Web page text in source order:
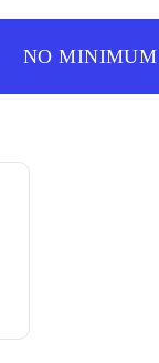
NO MINIMUM